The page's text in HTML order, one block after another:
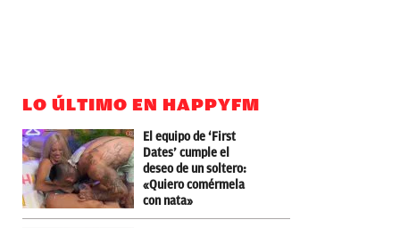
LO ÚLTIMO EN HAPPYFM
El equipo de ‘First
Dates’ cumple el
deseo de un soltero:
«Quiero comérmela
con nata»